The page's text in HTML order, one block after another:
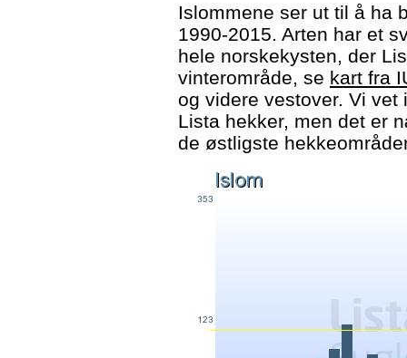
Islommene ser ut til å ha
1990-2015. Arten har et
hele norskekysten, der
vinterområde, se kart fra
og videre vestover. Vi
Lista hekker, men det er
de østligste